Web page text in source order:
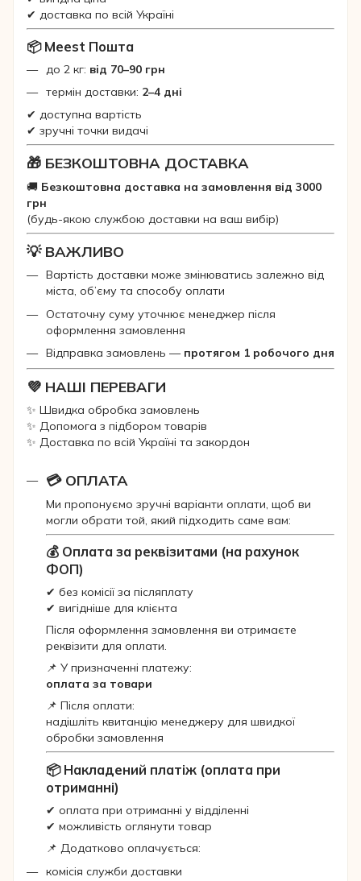
✔ доставка по всій Україні
📦 Meest Пошта
до 2 кг: від 70–90 грн
термін доставки: 2–4 дні
✔ доступна вартість
✔ зручні точки видачі
🎁 БЕЗКОШТОВНА ДОСТАВКА
🚚 Безкоштовна доставка на замовлення від 3000
грн
(будь-якою службою доставки на ваш вибір)
💡 ВАЖЛИВО
Вартість доставки може змінюватись залежно від
міста, об’єму та способу оплати
Остаточну суму уточнює менеджер після
оформлення замовлення
Відправка замовлень — протягом 1 робочого дня
💜 НАШІ ПЕРЕВАГИ
✨ Швидка обробка замовлень
✨ Допомога з підбором товарів
✨ Доставка по всій Україні та закордон
💳 ОПЛАТА
Ми пропонуємо зручні варіанти оплати, щоб ви
могли обрати той, який підходить саме вам:
💰 Оплата за реквізитами (на рахунок
ФОП)
✔ без комісії за післяплату
✔ вигідніше для клієнта
Після оформлення замовлення ви отримаєте
реквізити для оплати.
📌 У призначенні платежу:
оплата за товари
📌 Після оплати:
надішліть квитанцію менеджеру для швидкої
обробки замовлення
📦 Накладений платіж (оплата при
отриманні)
✔ оплата при отриманні у відділенні
✔ можливість оглянути товар
📌 Додатково оплачується:
комісія служби доставки